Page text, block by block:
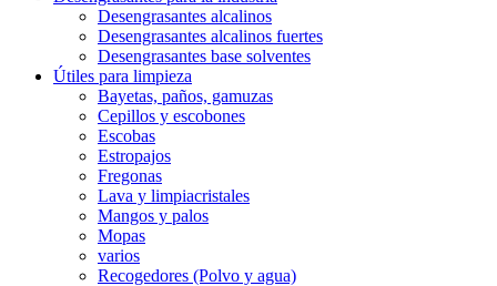
Desengrasantes alcalinos
Desengrasantes alcalinos fuertes
Desengrasantes base solventes
Útiles para limpieza
Bayetas, paños, gamuzas
Cepillos y escobones
Escobas
Estropajos
Fregonas
Lava y limpiacristales
Mangos y palos
Mopas
varios
Recogedores (Polvo y agua)